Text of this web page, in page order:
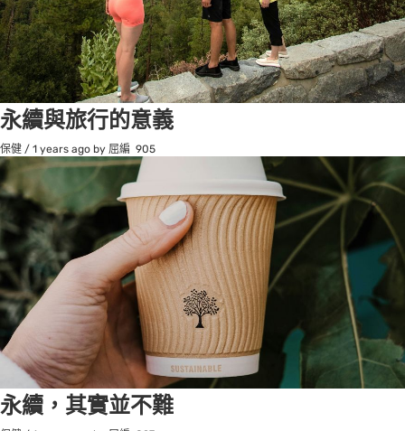
永續與旅行的意義
保健 / 1 years ago by 屈編 905
永續，其實並不難